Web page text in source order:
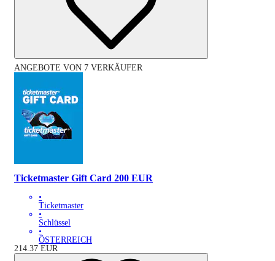
ANGEBOTE VON 7 VERKÄUFER
Ticketmaster Gift Card 200 EUR
•
Ticketmaster
•
Schlüssel
•
ÖSTERREICH
214.37 EUR